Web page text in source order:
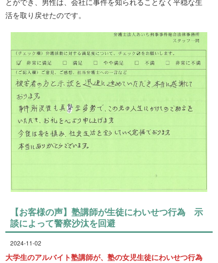
活を取り戻せたのです。
【お客様の声】塾講師が生徒にわいせつ行為 示
談によって警察沙汰を回避
2024-11-02
大学生のアルバイト塾講師が、塾の女児生徒にわいせつ行為